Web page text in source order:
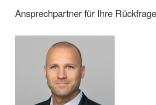
Ansprechpartner für Ihre